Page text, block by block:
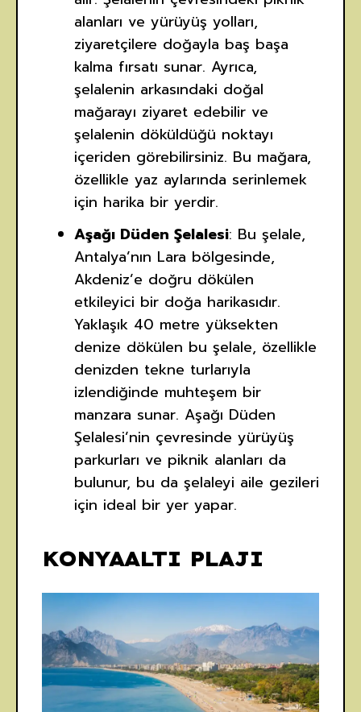
alanları ve yürüyüş yolları,
ziyaretçilere doğayla baş başa
kalma fırsatı sunar. Ayrıca,
şelalenin arkasındaki doğal
mağarayı ziyaret edebilir ve
şelalenin döküldüğü noktayı
içeriden görebilirsiniz. Bu mağara,
özellikle yaz aylarında serinlemek
için harika bir yerdir.
Aşağı Düden Şelalesi: Bu şelale,
Antalya’nın Lara bölgesinde,
Akdeniz’e doğru dökülen
etkileyici bir doğa harikasıdır.
Yaklaşık 40 metre yüksekten
denize dökülen bu şelale, özellikle
denizden tekne turlarıyla
izlendiğinde muhteşem bir
manzara sunar. Aşağı Düden
Şelalesi’nin çevresinde yürüyüş
parkurları ve piknik alanları da
bulunur, bu da şelaleyi aile gezileri
için ideal bir yer yapar.
KONYAALTI PLAJI